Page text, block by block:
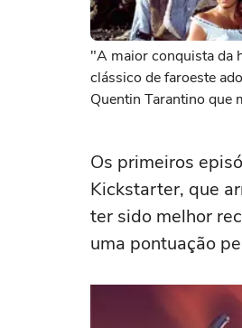
"A maior conquista da
clássico de faroeste
Quentin Tarantino que
Os primeiros
Kickstarter, que
ter sido melhor
uma pontuação